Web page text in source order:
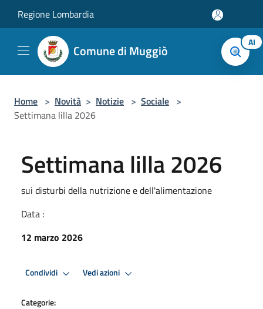
Regione Lombardia
Comune di Muggiò AI
Home > Novità > Notizie > Sociale >
Settimana lilla 2026
Settimana lilla 2026
sui disturbi della nutrizione e dell'alimentazione
Data :
12 marzo 2026
Condividi Vedi azioni
Categorie: